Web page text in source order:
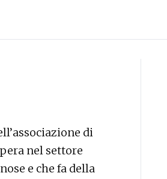
di
nel settore
e che fa della